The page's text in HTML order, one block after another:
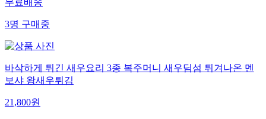
무료배송
3명구매중
바삭하게 튀긴 새우요리 3종 복주머니 새우딤섬 튀겨나온 멘
보샤 왕새우튀김
21,800원